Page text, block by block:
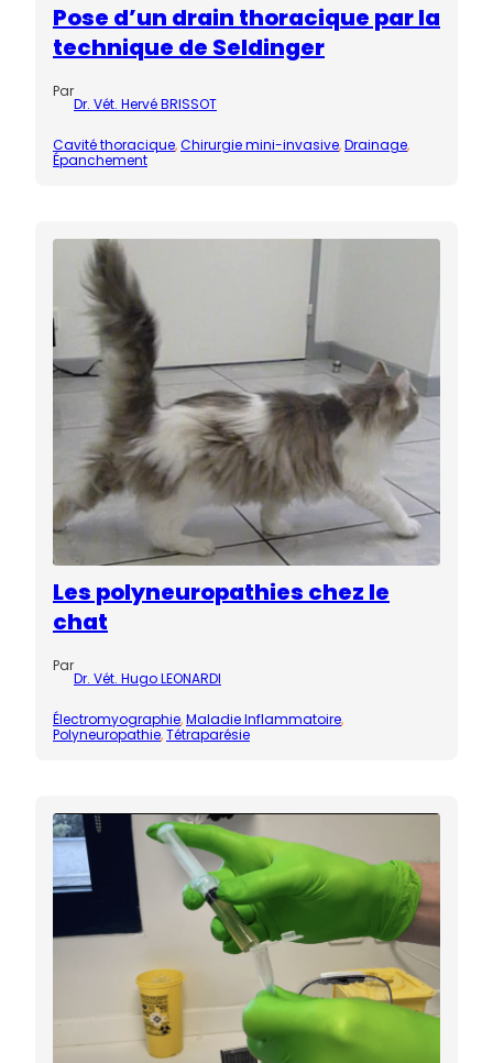
Pose d’un drain thoracique par la
technique de Seldinger
Par
Dr. Vét. Hervé BRISSOT
Cavité thoracique, Chirurgie mini-invasive, Drainage,
Épanchement
Les polyneuropathies chez le
chat
Par
Dr. Vét. Hugo LEONARDI
Électromyographie, Maladie Inflammatoire,
Polyneuropathie, Tétraparésie